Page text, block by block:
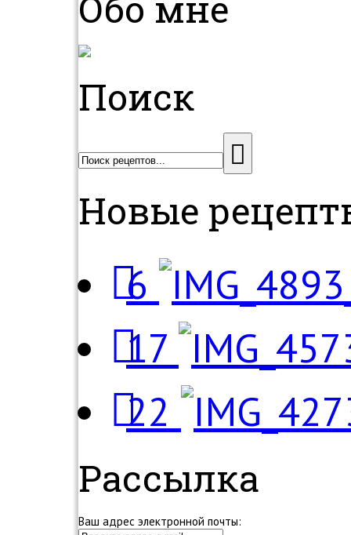
Поиск
Новые
6
17
22
Рассылка
Ваш адрес электронной почты: